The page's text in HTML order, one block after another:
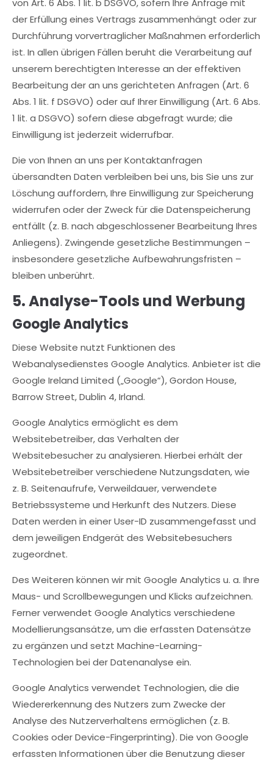
von Art. 6 Abs. 1 lit. b DSGVO, sofern Ihre Anfrage mit
der Erfüllung eines Vertrags zusammenhängt oder zur
Durchführung vorvertraglicher Maßnahmen erforderlich
ist. In allen übrigen Fällen beruht die Verarbeitung auf
unserem berechtigten Interesse an der effektiven
Bearbeitung der an uns gerichteten Anfragen (Art. 6
Abs. 1 lit. f DSGVO) oder auf Ihrer Einwilligung (Art. 6 Abs.
1 lit. a DSGVO) sofern diese abgefragt wurde; die
Einwilligung ist jederzeit widerrufbar.
Die von Ihnen an uns per Kontaktanfragen
übersandten Daten verbleiben bei uns, bis Sie uns zur
Löschung auffordern, Ihre Einwilligung zur Speicherung
widerrufen oder der Zweck für die Datenspeicherung
entfällt (z. B. nach abgeschlossener Bearbeitung Ihres
Anliegens). Zwingende gesetzliche Bestimmungen –
insbesondere gesetzliche Aufbewahrungsfristen –
bleiben unberührt.
5. Analyse-Tools und Werbung
Google Analytics
Diese Website nutzt Funktionen des
Webanalysedienstes Google Analytics. Anbieter ist die
Google Ireland Limited („Google“), Gordon House,
Barrow Street, Dublin 4, Irland.
Google Analytics ermöglicht es dem
Websitebetreiber, das Verhalten der
Websitebesucher zu analysieren. Hierbei erhält der
Websitebetreiber verschiedene Nutzungsdaten, wie
z. B. Seitenaufrufe, Verweildauer, verwendete
Betriebssysteme und Herkunft des Nutzers. Diese
Daten werden in einer User-ID zusammengefasst und
dem jeweiligen Endgerät des Websitebesuchers
zugeordnet.
Des Weiteren können wir mit Google Analytics u. a. Ihre
Maus- und Scrollbewegungen und Klicks aufzeichnen.
Ferner verwendet Google Analytics verschiedene
Modellierungsansätze, um die erfassten Datensätze
zu ergänzen und setzt Machine-Learning-
Technologien bei der Datenanalyse ein.
Google Analytics verwendet Technologien, die die
Wiedererkennung des Nutzers zum Zwecke der
Analyse des Nutzerverhaltens ermöglichen (z. B.
Cookies oder Device-Fingerprinting). Die von Google
erfassten Informationen über die Benutzung dieser